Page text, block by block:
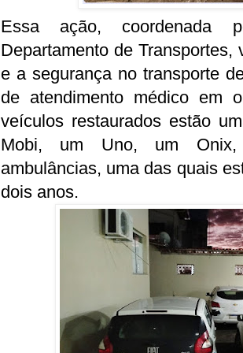
Essa ação, coordenada
Departamento de
e a segurança no transporte
de atendimento médico em
veículos restaurados estão
Mobi, um Uno, um
ambulâncias, uma das quais
dois anos.